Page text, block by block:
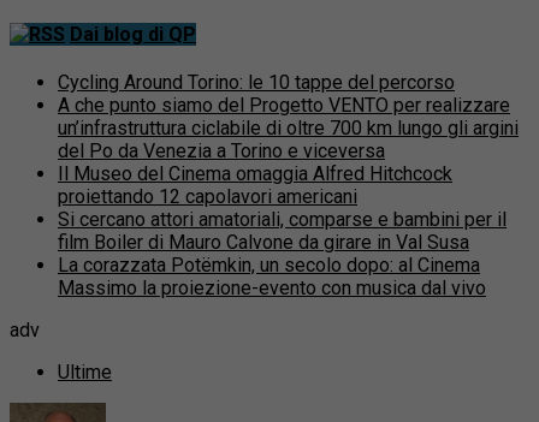
Dai blog di QP
Cycling Around Torino: le 10 tappe del percorso
A che punto siamo del Progetto VENTO per realizzare
un’infrastruttura ciclabile di oltre 700 km lungo gli argini
del Po da Venezia a Torino e viceversa
Il Museo del Cinema omaggia Alfred Hitchcock
proiettando 12 capolavori americani
Si cercano attori amatoriali, comparse e bambini per il
film Boiler di Mauro Calvone da girare in Val Susa
La corazzata Potëmkin, un secolo dopo: al Cinema
Massimo la proiezione-evento con musica dal vivo
adv
Ultime